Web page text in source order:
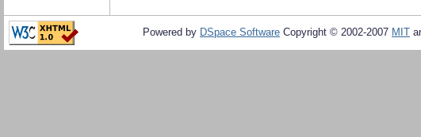
Powered by DSpace Software Copyright © 2002-2007 MIT